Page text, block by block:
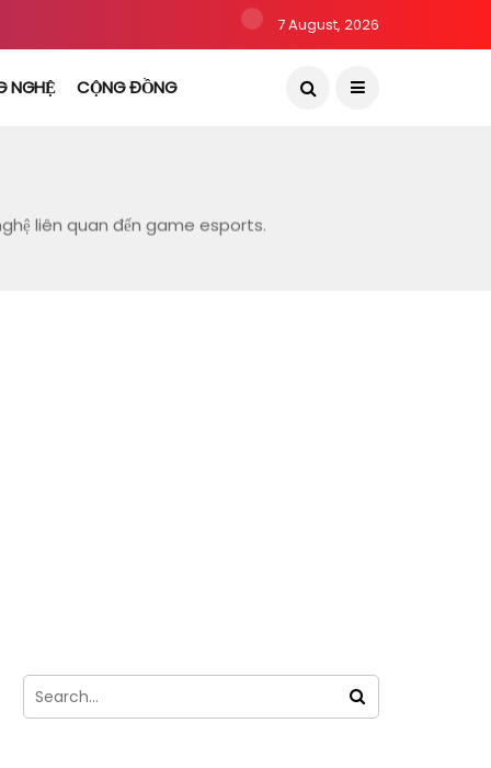
7 August, 2026
NGHỆ CỘNG ĐỒNG
liên quan đến game esports.